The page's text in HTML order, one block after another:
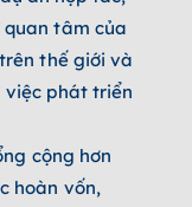
quan tâm của
thế giới và
việc phát triển
cộng hơn
hoàn vốn,